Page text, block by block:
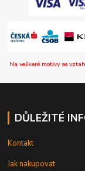
Na veškeré motivy se
DŮLEŽITÉ
Kontakt
Jak nakupovat